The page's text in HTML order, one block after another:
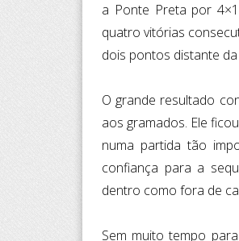
a Ponte Preta por
quatro vitórias
dois pontos distante
O grande resultado
aos gramados. Ele
numa partida tão
confiança para a
dentro como fora de
Sem muito tempo